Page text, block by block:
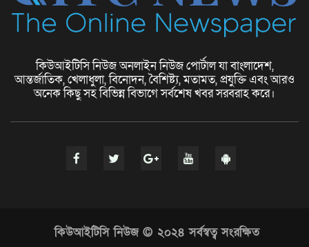
ফ্যাশন বিশ্বে নতুন চিত্র
কিউআইটিসি নিউজ অনলাইন নিউজ পোর্টাল যা বাংলাদেশ,
আন্তর্জাতিক, খেলাধুলা, বিনোদন, বৈশিষ্ট্য, মতামত, প্রযুক্তি এবং আরও
অনেক কিছু সহ বিভিন্ন বিভাগে সর্বশেষ খবর সরবরাহ করে।
কিউআইটিসি নিউজ © ২০২৪ সর্বস্বত্ব সংরক্ষিত